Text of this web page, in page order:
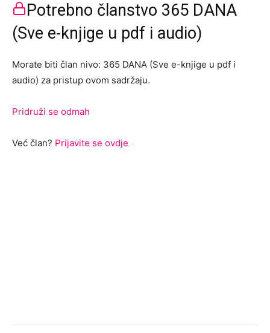
Potrebno članstvo 365 DANA
(Sve e-knjige u pdf i audio)
Morate biti član nivo: 365 DANA (Sve e-knjige u pdf i
audio) za pristup ovom sadržaju.
Pridruži se odmah
Već član? Prijavite se ovdje